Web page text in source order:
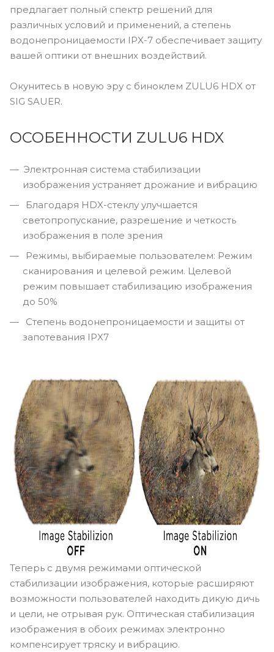
предлагает полный спектр решений для
различных условий и применений, а степень
водонепроницаемости IPX-7 обеспечивает защиту
вашей оптики от внешних воздействий.
Окунитесь в новую эру с биноклем ZULU6 HDX от
SIG SAUER.
ОСОБЕННОСТИ ZULU6 HDX
Электронная система стабилизации
изображения устраняет дрожание и вибрацию
Благодаря HDX-стеклу улучшается
светопропускание, разрешение и четкость
изображения в поле зрения
Режимы, выбираемые пользователем: Режим
сканирования и целевой режим. Целевой
режим повышает стабилизацию изображения
до 50%
Степень водонепроницаемости и защиты от
запотевания IPX7
Теперь с двумя режимами оптической
стабилизации изображения, которые расширяют
возможности пользователей находить дикую дичь
и цели, не отрывая рук. Оптическая стабилизация
изображения в обоих режимах электронно
компенсирует тряску и вибрацию.